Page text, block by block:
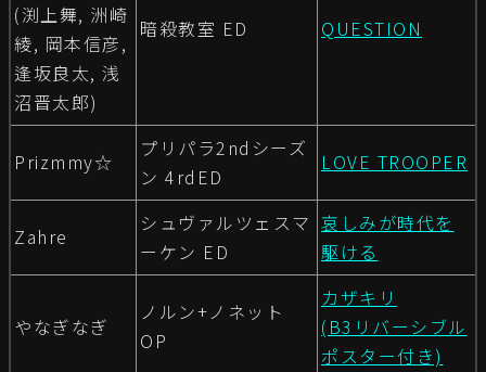
(渕上舞, 洲崎
綾, 岡本信彦,
逢坂良太, 浅
沼晋太郎)
暗殺教室 ED QUESTION
Prizmmy☆
プリパラ2ndシーズ
ン 4rdED
LOVE TROOPER
Zahre
シュヴァルツェスマ
ーケン ED
哀しみが時代を
駆ける
やなぎなぎ
ノルン+ノネット
OP
カザキリ
(B3リバーシブル
ポスター付き)